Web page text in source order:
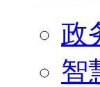
政
智